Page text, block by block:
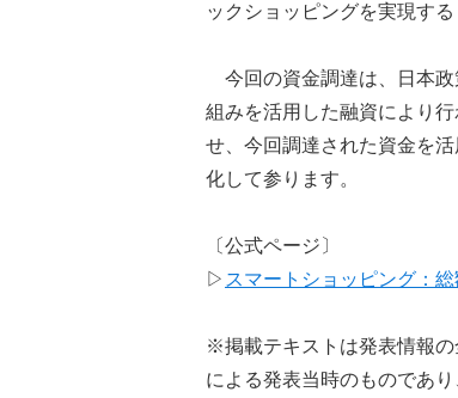
ックショッピングを実現す
今回の資金調達は、日本政
組みを活用した融資により
せ、今回調達された資金を
化して参ります。
〔公式ページ〕
▷ スマートショッピング：
※掲載テキストは発表情報
による発表当時のものであ